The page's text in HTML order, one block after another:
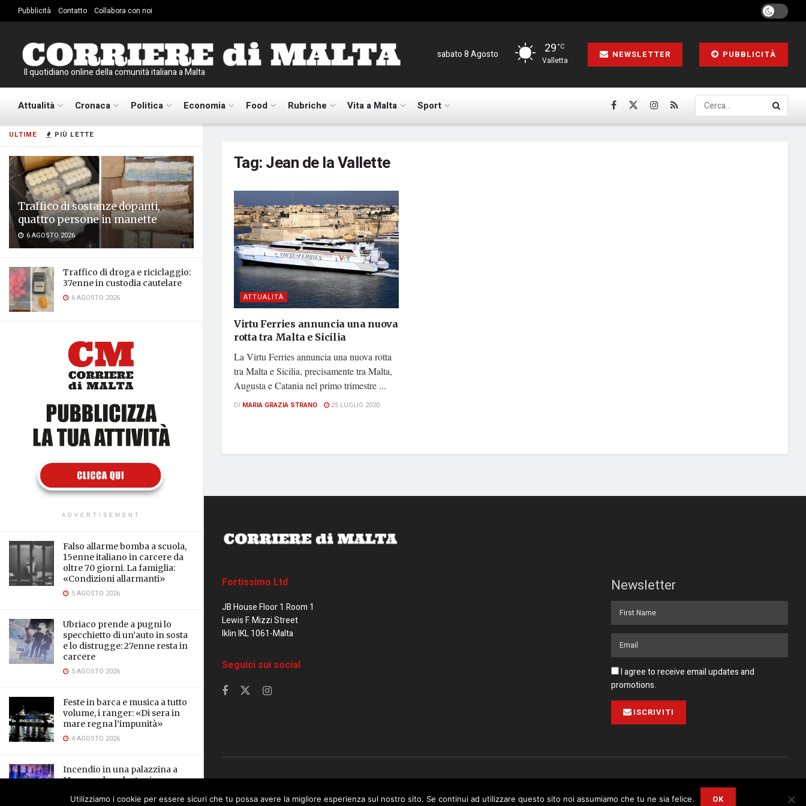
ULTIME PIÙ LETTE
Traffico di sostanze dopanti,
quattro persone in manette
6 AGOSTO 2026
Traffico di droga e riciclaggio:
37enne in custodia cautelare
6 AGOSTO 2026
ADVERTISEMENT
Falso allarme bomba a scuola,
15enne italiano in carcere da
oltre 70 giorni. La famiglia:
«Condizioni allarmanti»
5 AGOSTO 2026
Ubriaco prende a pugni lo
specchietto di un’auto in sosta
e lo distrugge: 27enne resta in
carcere
5 AGOSTO 2026
Feste in barca e musica a tutto
volume, i ranger: «Di sera in
mare regna l’impunità»
4 AGOSTO 2026
Incendio in una palazzina a
Marsascala, salvate cinque
Pubblicità Contatto Collabora con noi
Il quotidiano online della comunità italiana a Malta
sabato 8 Agosto 29°C
Valletta
NEWSLETTER PUBBLICITÀ
Attualità Cronaca Politica Economia Food Rubriche Vita a Malta Sport
Tag:Jean de la Vallette
ATTUALITÀ
Virtu Ferries annuncia una nuova
rotta tra Malta e Sicilia
La Virtu Ferries annuncia una nuova rotta
tra Malta e Sicilia, precisamente tra Malta,
Augusta e Catania nel primo trimestre ...
DI MARIA GRAZIA STRANO 25 LUGLIO 2020
Fortissimo Ltd
JB House Floor 1 Room 1
Lewis F. Mizzi Street
Iklin IKL 1061-Malta
Seguici sui social
Newsletter
I agree to receive email updates and
promotions.
ISCRIVITI
Pubblicità Collabora con noi Contatto Privacy Policy
Utilizziamo i cookie per essere sicuri che tu possa avere la migliore esperienza sul nostro sito. Se continui ad utilizzare questo sito noi assumiamo che tu ne sia felice. OK